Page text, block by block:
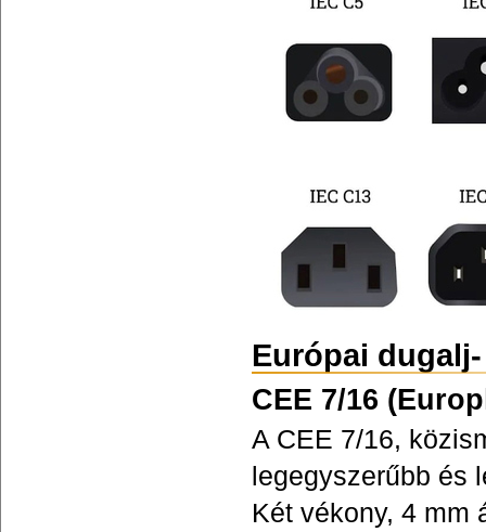
Európai
CEE 7/16
A CEE 7/16,
legegyszerűbb és
Két vékony, 4 mm